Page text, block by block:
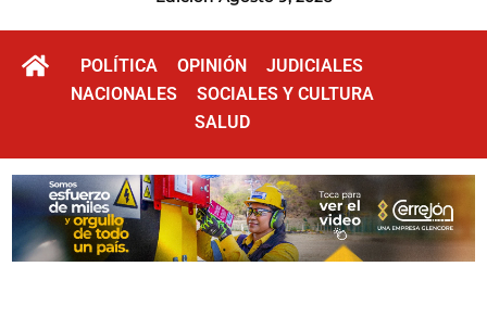
POLÍTICA OPINIÓN
JUDICIALES
NACIONALES
SOCIALES Y CULTURA
SALUD